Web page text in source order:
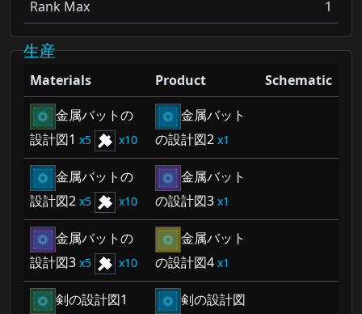
Rank Max
1
生産
Materials Product
Schematic
金属バットの
設計図1
5 10
金属バット
の設計図2
1
金属バットの
設計図2 5 10
金属バット
の設計図3
1
金属バットの
設計図3 5 10
金属バット
の設計図4
1
剣の設計図1
剣の設計図